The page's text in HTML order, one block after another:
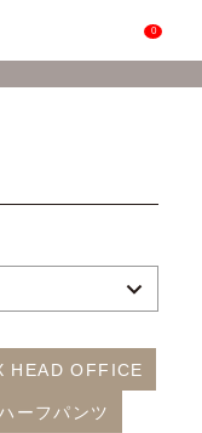
0
HEAD OFFICE
ーフパンツ